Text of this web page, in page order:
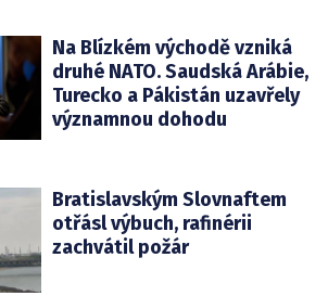
Na Blízkém východě vzniká
druhé NATO. Saudská Arábie,
Turecko a Pákistán uzavřely
významnou dohodu
Bratislavským Slovnaftem
otřásl výbuch, rafinérii
zachvátil požár